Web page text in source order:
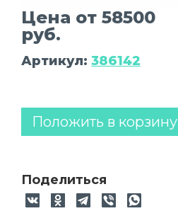
Цена от 58500
руб.
Артикул: 386142
Положить в корзину
Поделиться